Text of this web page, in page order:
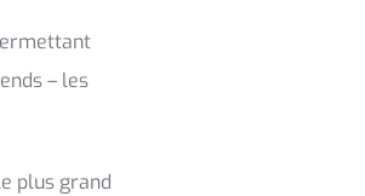
– les
plus grand